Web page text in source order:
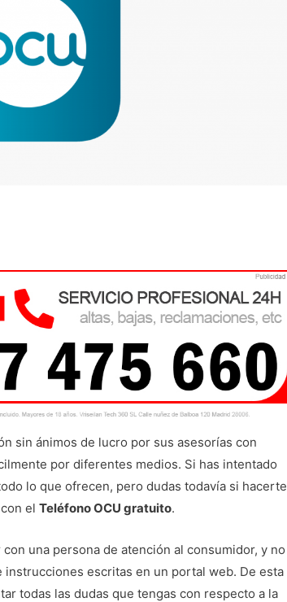
sin ánimos de lucro por sus asesorías con
por diferentes medios. Si has intentado
lo que ofrecen, pero dudas todavía si hacerte
con elTeléfono OCU gratuito.
una persona de atención al consumidor, y no
escritas en un portal web. De esta
todas las dudas que tengas con respecto a la